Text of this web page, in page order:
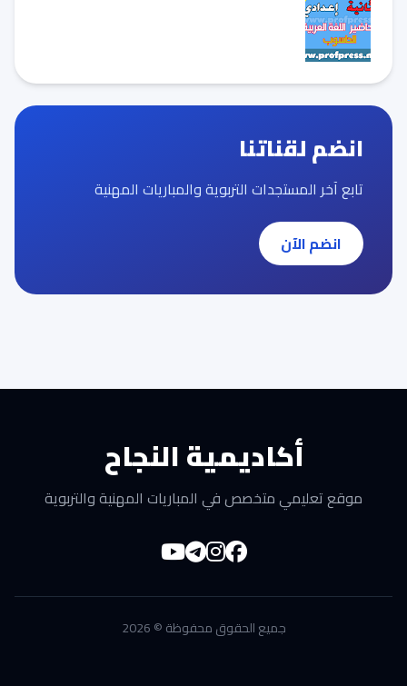
انضم لقناتنا
تابع آخر المستجدات التربوية والمباريات المهنية
انضم الآن
أكاديمية النجاح
موقع تعليمي متخصص في المباريات المهنية والتربوية
جميع الحقوق محفوظة © 2026